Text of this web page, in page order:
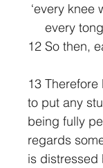
‘every knee
every
12 So then,
13
to put any
being fully
regards
is distressed